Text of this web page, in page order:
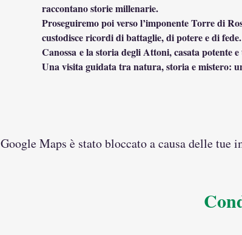
raccontano storie millenarie.
Proseguiremo poi verso l’imponente Torre di
custodisce ricordi di battaglie, di potere e di
Canossa e la storia degli Attoni, casata potente
Una visita guidata tra natura, storia e mistero:
Google Maps è stato bloccato a causa delle